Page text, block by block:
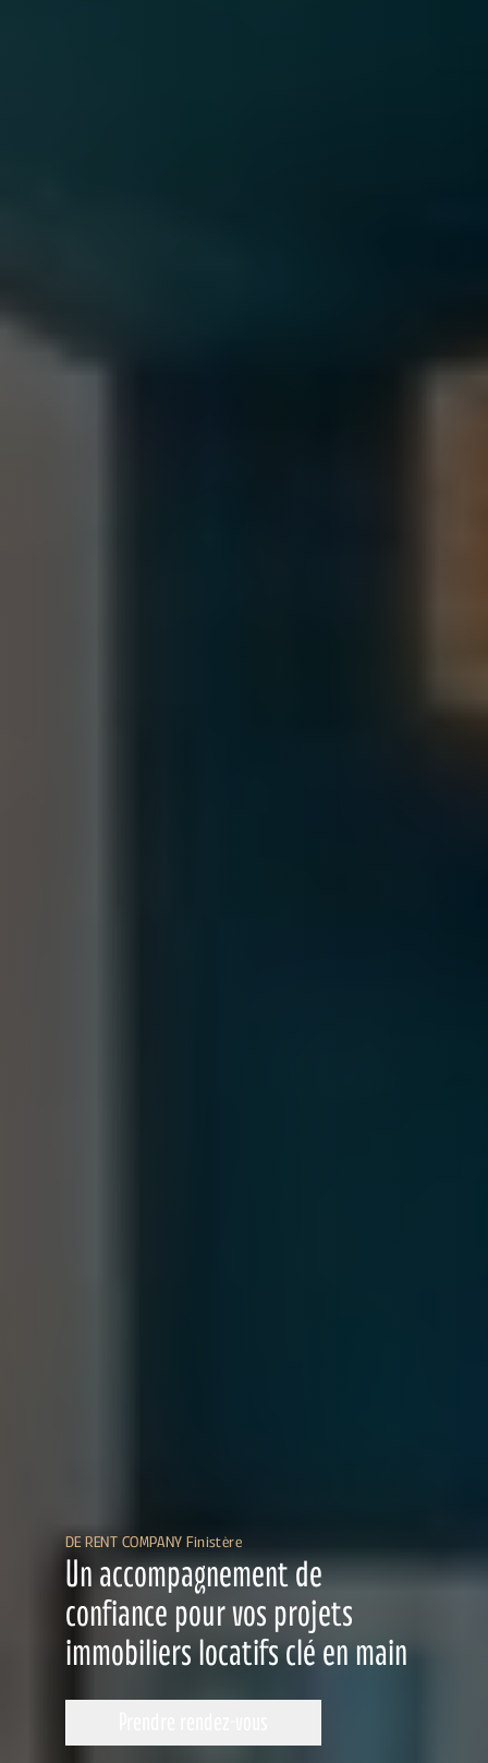
DE RENT COMPANY Finistère
Un accompagnement de
confiance pour vos projets
immobiliers locatifs clé en main